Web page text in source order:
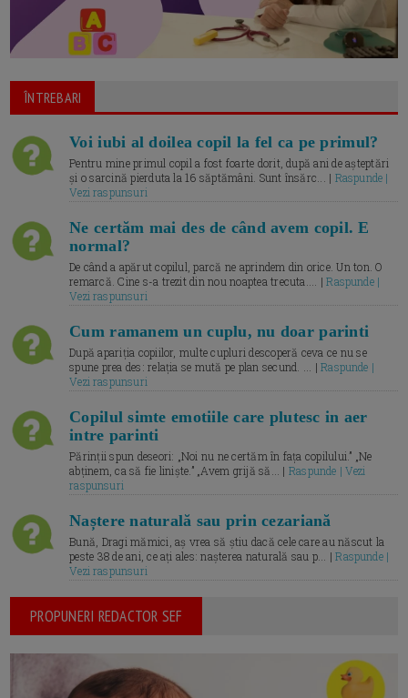
ÎNTREBARI
Voi iubi al doilea copil la fel ca pe primul?
Pentru mine primul copil a fost foarte dorit, după ani de așteptări
și o sarcină pierduta la 16 săptămâni. Sunt însărc... | Raspunde |
Vezi raspunsuri
Ne certăm mai des de când avem copil. E
normal?
De când a apărut copilul, parcă ne aprindem din orice. Un ton. O
remarcă. Cine s-a trezit din nou noaptea trecuta.... |Raspunde |
Vezi raspunsuri
Cum ramanem un cuplu, nu doar parinti
După apariția copiilor, multe cupluri descoperă ceva ce nu se
spune prea des: relația se mută pe plan secund. ... |Raspunde |
Vezi raspunsuri
Copilul simte emotiile care plutesc in aer
intre parinti
Părinții spun deseori: „Noi nu ne certăm în fața copilului.” „Ne
abținem, ca să fie liniște.” „Avem grijă să... | Raspunde | Vezi
raspunsuri
Naștere naturală sau prin cezariană
Bună, Dragi mămici, aș vrea să știu dacă cele care au născut la
peste 38 de ani, ce ați ales: nașterea naturală sau p... |Raspunde |
Vezi raspunsuri
PROPUNERI REDACTOR SEF